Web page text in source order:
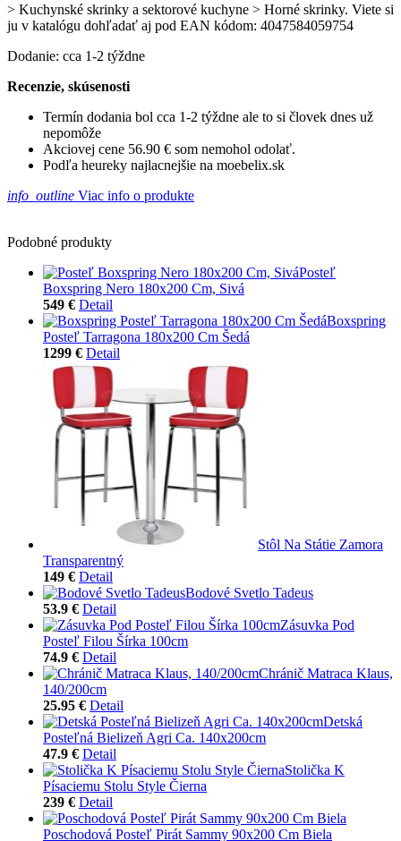
> Kuchynské skrinky a sektorové kuchyne > Horné skrinky. Viete si
ju v katalógu dohľadať aj pod EAN kódom: 4047584059754
Dodanie: cca 1-2 týždne
Recenzie, skúsenosti
Termín dodania bol cca 1-2 týždne ale to si človek dnes už
nepomôže
Akciovej cene 56.90 € som nemohol odolať.
Podľa heureky najlacnejšie na moebelix.sk
info_outline Viac info o produkte
Podobné produkty
Posteľ
Boxspring Nero 180x200 Cm, Sivá
549 € Detail
Boxspring
Posteľ Tarragona 180x200 Cm Šedá
1299 € Detail
Stôl Na Státie Zamora
Transparentný
149 € Detail
Bodové Svetlo Tadeus
53.9 € Detail
Zásuvka Pod
Posteľ Filou Šírka 100cm
74.9 € Detail
Chránič Matraca Klaus,
140/200cm
25.95 € Detail
Detská
Posteľná Bielizeň Agri Ca. 140x200cm
47.9 € Detail
Stolička K
Písaciemu Stolu Style Čierna
239 € Detail
Poschodová Posteľ Pirát Sammy 90x200 Cm Biela